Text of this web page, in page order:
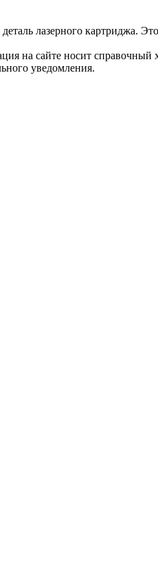
лазерного картриджа.
на сайте носит справочный
уведомления.